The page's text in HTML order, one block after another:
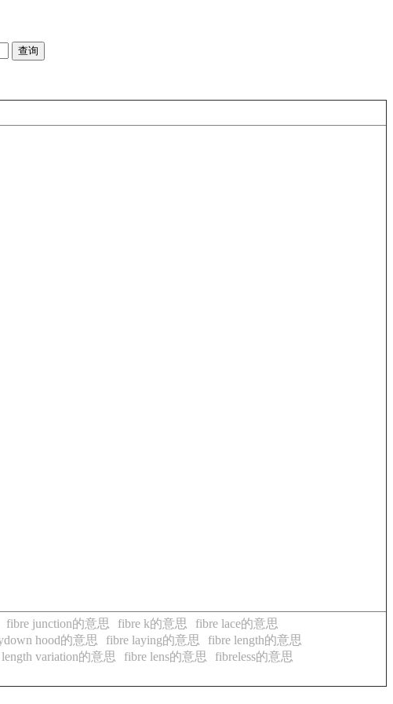
fibre junction的意思 fibre k的意思
fibre lace的意思
hood的意思 fibre laying的意思
fibre length的意思
variation的意思 fibre lens的意思
fibreless的意思